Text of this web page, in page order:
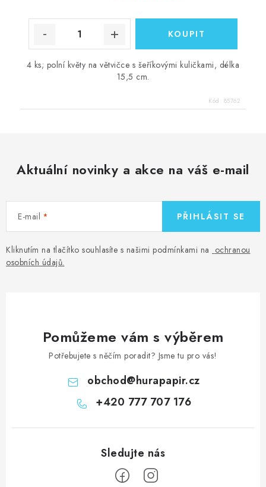
4 ks; polní květy na větvičce s šeříkovými kuličkami, délka
15,5 cm.
Kód: 85762
Aktuální novinky a akce na váš e-mail
E-mail
Kliknutím na tlačítko souhlasíte s našimi podmínkami na ochranou
osobních údajů.
PŘIHLÁSIT SE
Pomůžeme vám s výběrem
Potřebujete s něčím poradit? Jsme tu pro vás!
obchod@hurapapir.cz
+420 777 707 176